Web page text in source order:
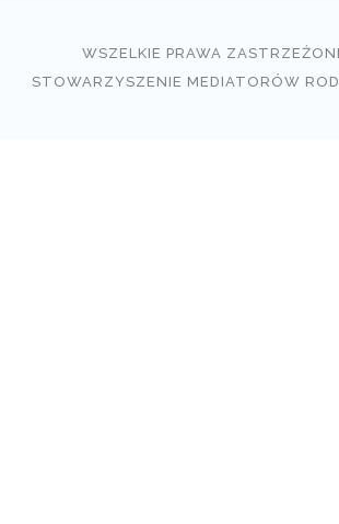
WSZELKIE PRAWA
STOWARZYSZENIE MEDIATORÓW